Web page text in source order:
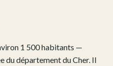
1 500 habitants —
du département du Cher. Il